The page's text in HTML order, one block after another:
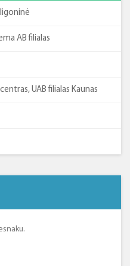
AB filialas
UAB filialas Kaunas